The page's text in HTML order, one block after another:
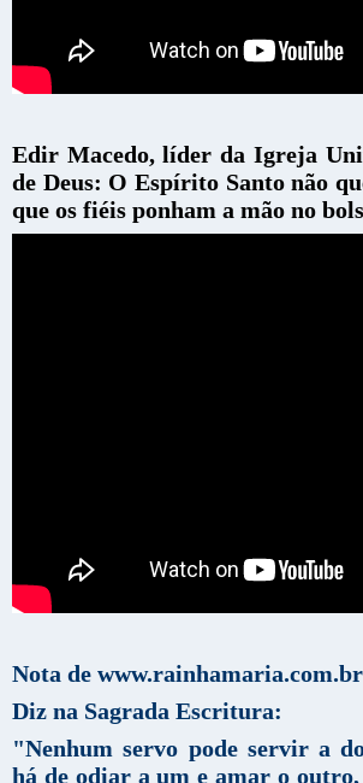
Edir Macedo, líder da Igreja
de Deus: O Espírito Santo não
que os fiéis ponham a mão no
Nota de www.rainhamaria.com.br
Diz na Sagrada Escritura:
"Nenhum servo pode servir a
há de odiar a um e amar o